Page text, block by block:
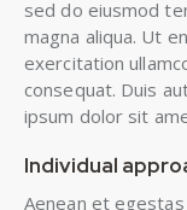
sed do eiusmod
magna aliqua. Ut
exercitation
consequat. Duis
ipsum dolor sit
Individual
Aenean et